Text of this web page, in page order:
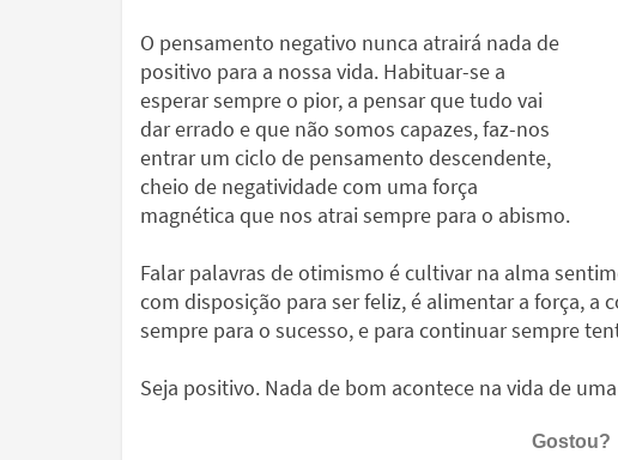
O pensamento negativo nunca atrairá nada de
positivo para a nossa vida. Habituar-se a
esperar sempre o pior, a pensar que tudo vai
dar errado e que não somos capazes, faz-nos
entrar um ciclo de pensamento descendente,
cheio de negatividade com uma força
magnética que nos atrai sempre para o abismo.
Falar palavras de otimismo é cultivar na alma
com disposição para ser feliz, é alimentar a força, a
sempre para o sucesso, e para continuar sempre
Seja positivo. Nada de bom acontece na vida de
Gostou?